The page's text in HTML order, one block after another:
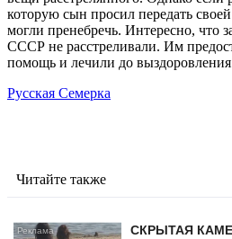
которую сын просил передать
могли пренебречь. Интересно, что
СССР не расстреливали. Им
помощь и лечили до
Русская Семерка
Читайте также
СКРЫТАЯ